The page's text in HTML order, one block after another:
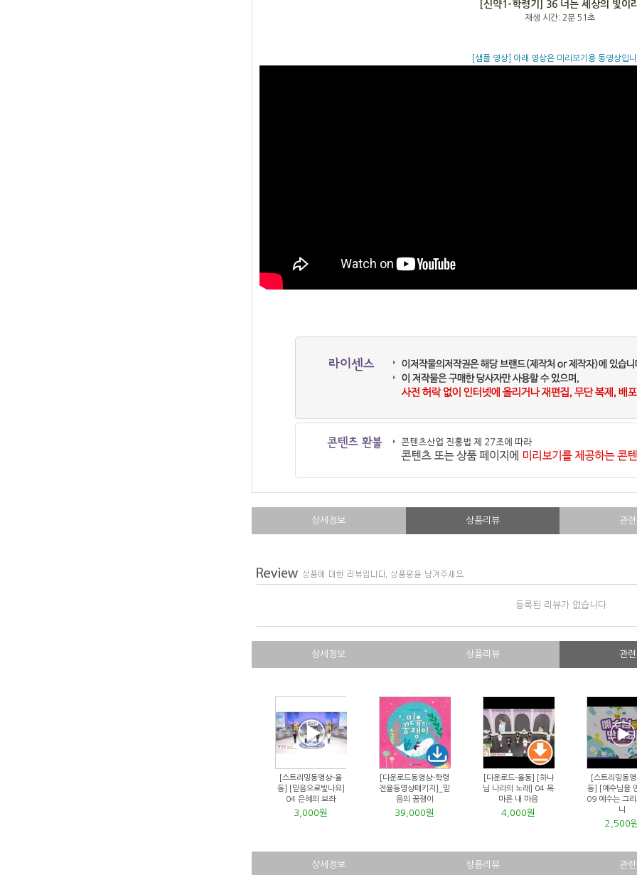
[신약1-학령기] 36 너는 세상의 빛이
재생 시간: 2분 51초
[샘플 영상] 아래 영상은 미리보기용 동영상입
상세정보 상품리뷰 관
등록된 리뷰가 없습니다.
상세정보 상품리뷰 관
[스트리밍동영상-율
동] [믿음으로빛나요]
04 은혜의 보좌
3,000원
[다운로드동영상-학령
전율동영상패키지]_믿
음의 꿈쟁이
39,000원
[다운로드-율동] [하나
님 나라의 노래] 04 목
마른 내 마음
4,000원
[스트리밍동
동] [예수님을
09 예수는 그
니
2,500
상세정보 상품리뷰 관